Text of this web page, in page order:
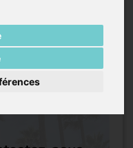
selon vos
et vos besoin
solution adéquate.